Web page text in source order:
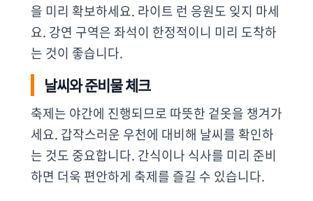
을 미리 확보하세요. 라이트 런 응원도 잊지 마세
요. 강연 구역은 좌석이 한정적이니 미리 도착하
는 것이 좋습니다.
날씨와 준비물 체크
축제는 야간에 진행되므로 따뜻한 겉옷을 챙겨가
세요. 갑작스러운 우천에 대비해 날씨를 확인하
는 것도 중요합니다. 간식이나 식사를 미리 준비
하면 더욱 편안하게 축제를 즐길 수 있습니다.